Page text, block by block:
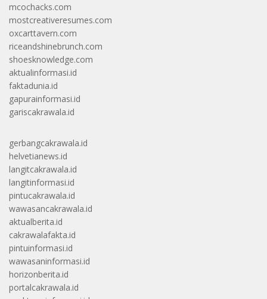
mcochacks.com
mostcreativeresumes.com
oxcarttavern.com
riceandshinebrunch.com
shoesknowledge.com
aktualinformasi.id
faktadunia.id
gapurainformasi.id
gariscakrawala.id
gerbangcakrawala.id
helvetianews.id
langitcakrawala.id
langitinformasi.id
pintucakrawala.id
wawasancakrawala.id
aktualberita.id
cakrawalafakta.id
pintuinformasi.id
wawasaninformasi.id
horizonberita.id
portalcakrawala.id